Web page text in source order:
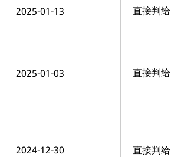
2025-01-13 直接判给
2025-01-03 直接判给
2024-12-30 直接判给